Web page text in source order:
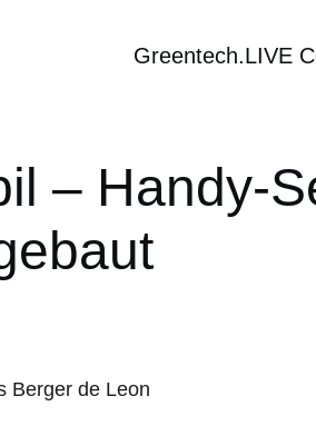
Greentech.LIVE
– Handy-